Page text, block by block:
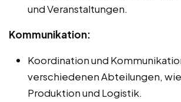
und Veranstaltungen.
Kommunikation:
Koordination und
verschiedenen Abteilungen,
Produktion und Logistik.